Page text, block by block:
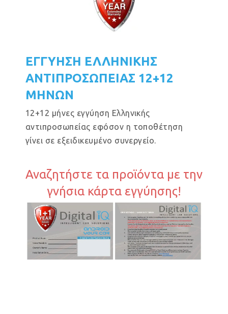
ΕΓΓΥΗΣΗ ΕΛΛΗΝΙΚΗΣ
ΑΝΤΙΠΡΟΣΩΠΕΙΑΣ 12+12
ΜΗΝΩΝ
12+12 μήνες εγγύηση Ελληνικής
αντιπροσωπείας εφόσον η τοποθέτηση
γίνει σε εξειδικευμένο συνεργείο.
Αναζητήστε τα προϊόντα με την
γνήσια κάρτα εγγύησης!